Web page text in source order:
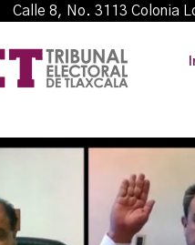
Calle 8, No. 3113